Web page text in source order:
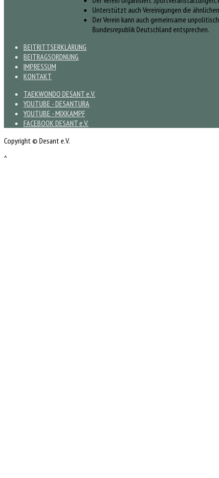
Unterstützt auch Vereinigungen die
Der Verein kann auch gemeinsame
Bundesrepublik Deutschland entsprechen.
BEITRITTSERKLÄRUNG
BEITRAGSORDNUNG
IMPRESSUM
KONTAKT
TAEKWONDO DESANT e.V.
YOUTUBE - DESANTURA
YOUTUBE - MIXKAMPF
FACEBOOK DESANT e.V.
Copyright © Desant e.V.
^